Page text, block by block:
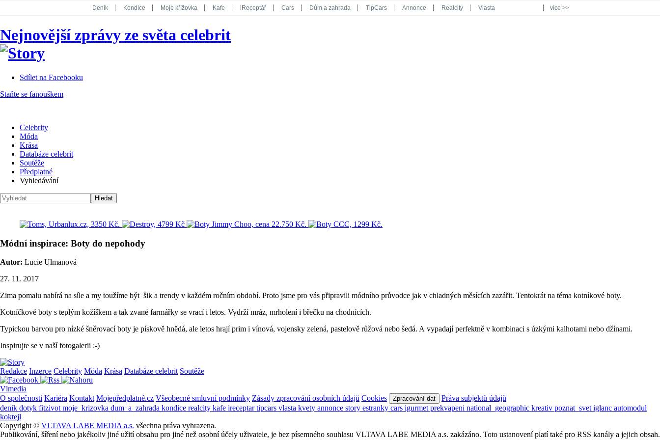
Deník Kondice Moje křížovka Kafe iReceptář Cars Dům a zahrada TipCars Annonce Realcity Vlasta
Koktejl
více >>
Nejnovější zprávy ze světa celebrit
Sdílet na Facebooku
Staňte se fanouškem
Celebrity
Móda
Krása
Databáze celebrit
Soutěže
Předplatné
Vyhledávání
Módní inspirace: Boty do nepohody
Autor: Lucie Ulmanová
27. 11. 2017
Zima pomalu nabírá na síle a my toužíme být šik a trendy v každém ročním období. Proto jsme pro vás připravili módního průvodce jak v chladných měsících zazářit. Tentokrát na téma kotníkové boty.
Kotníčkové boty s teplým kožíškem a tak zvané farmářky se vrací i letos. Vydrží mráz, mrholení i břečku na chodnících.
Typickou barvou pro nízké šněrovací boty je pískově hnědá, ale letos hrají prim i vínová, vojensky zelená, pastelově růžová nebo šedá. A vypadají perfektně v kombinaci s úzkými kalhotami nebo džínami.
Inspirujte se v naší fotogalerii :-)
Redakce Inzerce Celebrity Móda Krása Databáze celebrit Soutěže
Vlmedia
O společnosti Kariéra Kontakt Mojepředplatné.cz Všeobecné smluvní podmínky Zásady zpracování osobních údajů Cookies Zpracování dat
Práva subjektů údajů
denik dotyk fitzivot moje_krizovka dum_a_zahrada kondice realcity kafe ireceptartipcars vlasta kvety annonce story estranky cars igurmet prekvapeni national_geographic kreativ poznat_svet iglanc automodul
koktejl
Copyright © VLTAVA LABE MEDIA a.s. všechna práva vyhrazena.
Publikování, šíření nebo jakékoliv jiné užití obsahu pro jiné než osobní účely uživatele, je bez písemného souhlasu VLTAVA LABE MEDIA a.s. zakázáno. Toto ustanovení platí také pro RSS kanály a jejich obsah.